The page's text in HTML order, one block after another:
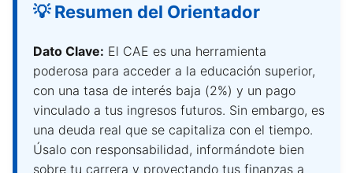
💡 Resumen del Orientador
Dato Clave: El CAE es una herramienta
poderosa para acceder a la educación superior,
con una tasa de interés baja (2%) y un pago
vinculado a tus ingresos futuros. Sin embargo, es
una deuda real que se capitaliza con el tiempo.
Úsalo con responsabilidad, informándote bien
sobre tu carrera y proyectando tus finanzas a